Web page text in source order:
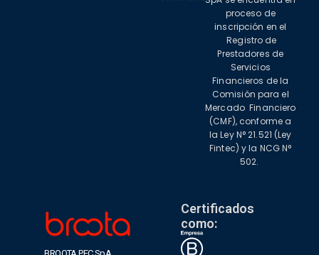
Certificados
como:
proceso de
inscripción en el
Registro de
Prestadores de
Servicios
Financieros de la
Comisión para el
Mercado Financiero
(CMF), conforme a
la Ley N° 21.521 (Ley
Fintec) y la NCG N°
502.